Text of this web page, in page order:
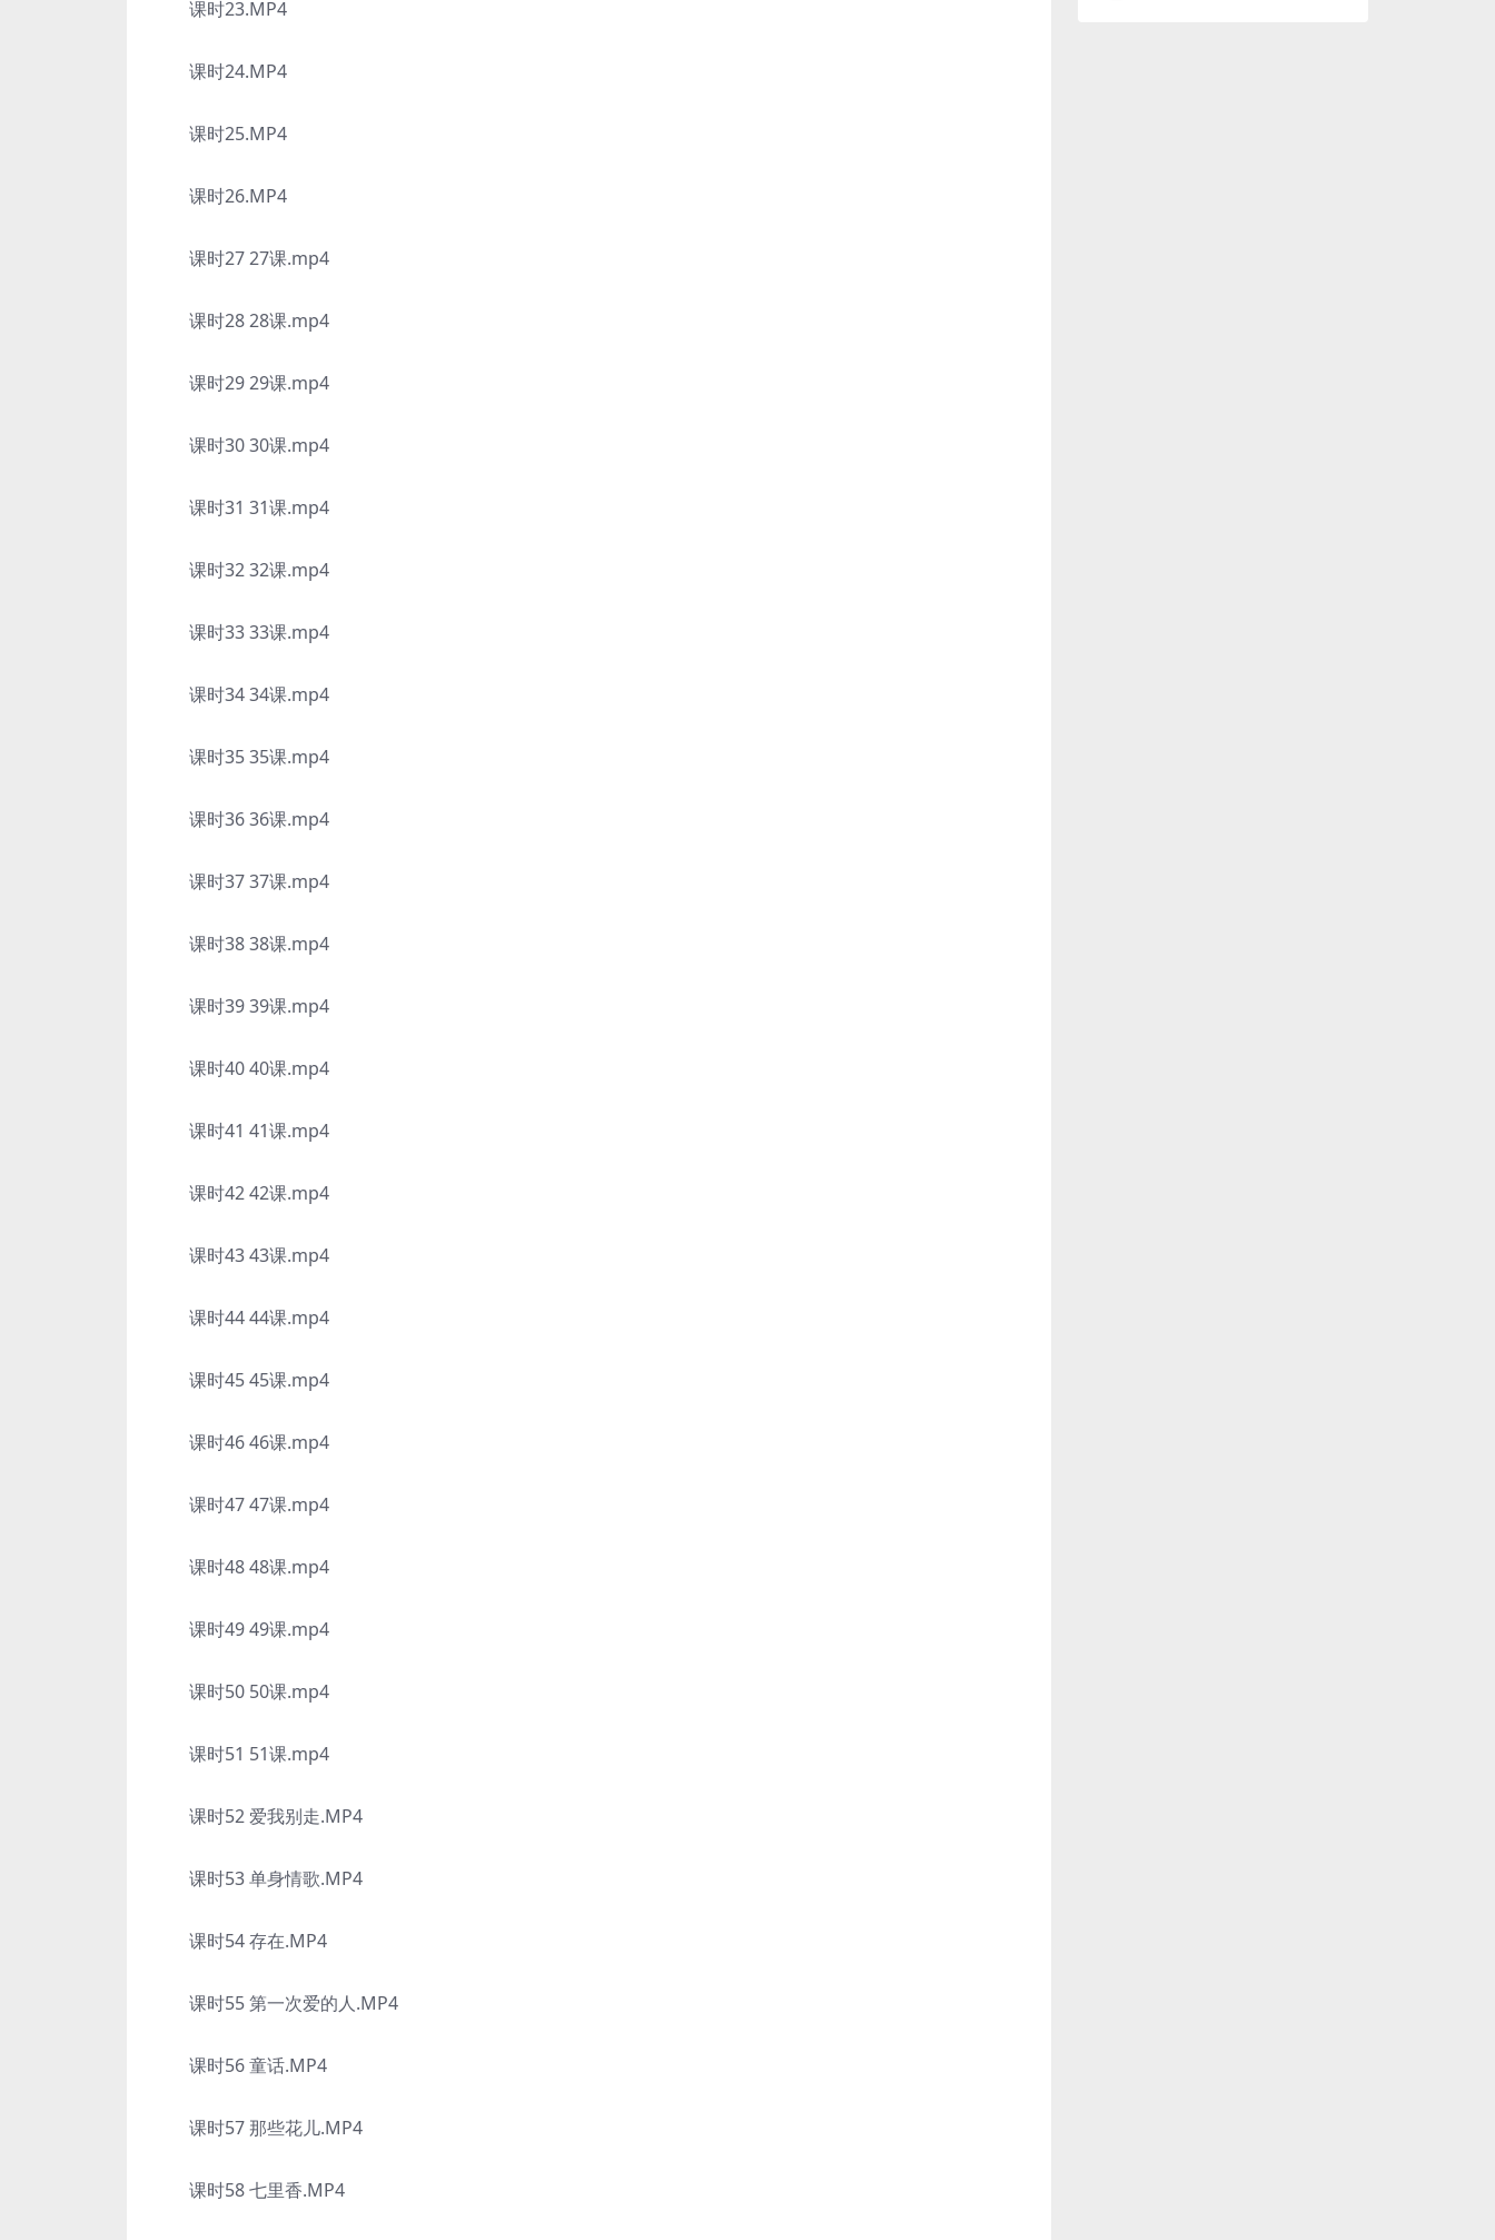
课时23.MP4
课时24.MP4
课时25.MP4
课时26.MP4
课时27 27课.mp4
课时28 28课.mp4
课时29 29课.mp4
课时30 30课.mp4
课时31 31课.mp4
课时32 32课.mp4
课时33 33课.mp4
课时34 34课.mp4
课时35 35课.mp4
课时36 36课.mp4
课时37 37课.mp4
课时38 38课.mp4
课时39 39课.mp4
课时40 40课.mp4
课时41 41课.mp4
课时42 42课.mp4
课时43 43课.mp4
课时44 44课.mp4
课时45 45课.mp4
课时46 46课.mp4
课时47 47课.mp4
课时48 48课.mp4
课时49 49课.mp4
课时50 50课.mp4
课时51 51课.mp4
课时52 爱我别走.MP4
课时53 单身情歌.MP4
课时54 存在.MP4
课时55 第一次爱的人.MP4
课时56 童话.MP4
课时57 那些花儿.MP4
课时58 七里香.MP4